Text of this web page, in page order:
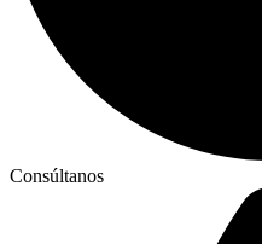
Consúltanos